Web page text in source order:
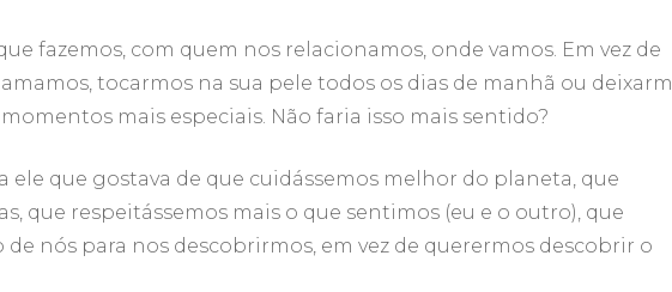
fazemos, com quem nos relacionamos, onde vamos. Em vez de
tocarmos na sua pele todos os dias de manhã ou
mais especiais. Não faria isso mais sentido?
ele que gostava de que cuidássemos melhor do planeta, que
que respeitássemos mais o que sentimos (eu e o outro), que
nós para nos descobrirmos, em vez de querermos descobrir o